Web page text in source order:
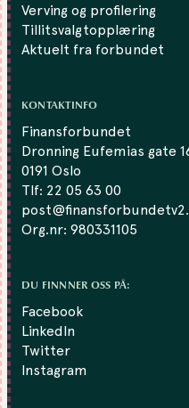
Verving og profilering
Tillitsvalgtopplæring
Aktuelt fra forbundet
KONTAKTINFO
Finansforbundet
Dronning Eufemias gate
0191 Oslo
Tlf: 22 05 63 00
Org.nr: 980331105
DU FINNNER OSS PÅ:
Facebook
LinkedIn
Twitter
Instagram